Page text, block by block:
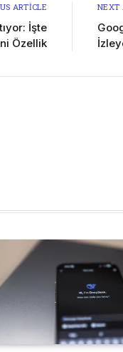
ARTICLE
İşte
Özellik
NEXT